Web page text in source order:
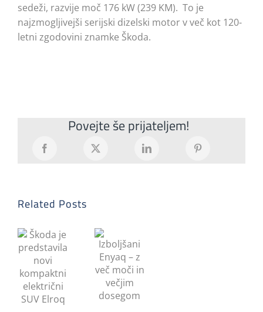
sedeži, razvije moč 176 kW (239 KM). To je
najzmogljivejši serijski dizelski motor v več kot 120-
letni zgodovini znamke Škoda.
Povejte še prijateljem!
Related Posts